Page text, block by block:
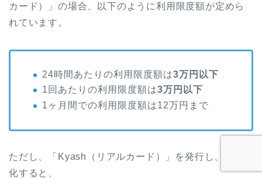
カード）」の場合、以下のように利用限度額が定めら
れています。
24時間あたりの利用限度額は3万円以下
1回あたりの利用限度額は3万円以下
1ヶ月間での利用限度額は12万円まで
ただし、「Kyash（リアルカード）」を発行し、有効
化すると、